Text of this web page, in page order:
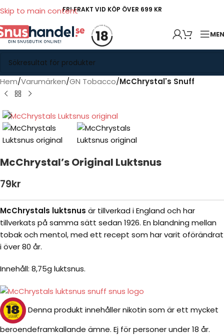
Skip to main contentFRI FRAKT VID KÖP ÖVER 699 KR
Hem Varumärken GN Tobacco McChrystal's Snuff
McChrystal’s Original Luktsnus
79kr
McChrystals luktsnus är tillverkad i England och har
tillverkats på samma sätt sedan 1926. En blandning mellan
tobak och mentol, med ett recept som har varit oförändrat
i över 80 år.
Innehåll: 8,75g luktsnus.
Denna produkt innehåller nikotin som är ett mycket
beroendeframkallande ämne. Ej för personer under 18 år.